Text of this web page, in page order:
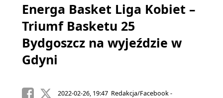
Energa Basket Liga Kobiet –
Triumf Basketu 25
Bydgoszcz na wyjeździe w
Gdyni
2022-02-26, 19:47 Redakcja/Facebook -